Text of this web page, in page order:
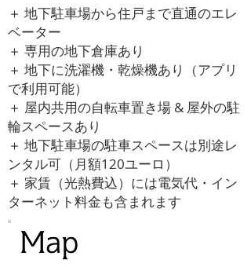
＋ 地下駐車場から住戸まで直通のエレ
ベーター
＋ 専用の地下倉庫あり
＋ 地下に洗濯機・乾燥機あり（アプリ
で利用可能）
＋ 屋内共用の自転車置き場 & 屋外の駐
輪スペースあり
＋ 地下駐車場の駐車スペースは別途レ
ンタル可（月額120ユーロ）
＋ 家賃（光熱費込）には電気代・イン
ターネット料金も含まれます